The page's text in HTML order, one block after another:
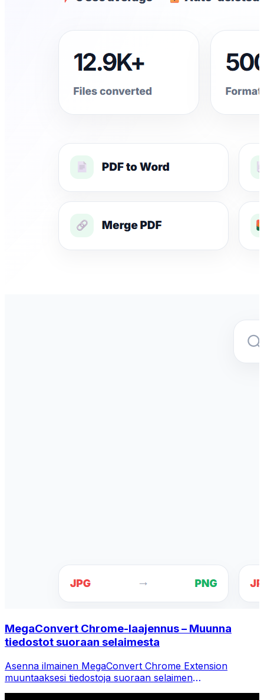
MegaConvert Chrome-laajennus – Muunna
tiedostot suoraan selaimesta
Asenna ilmainen MegaConvert Chrome Extension
muuntaaksesi tiedostoja suoraan selaimen